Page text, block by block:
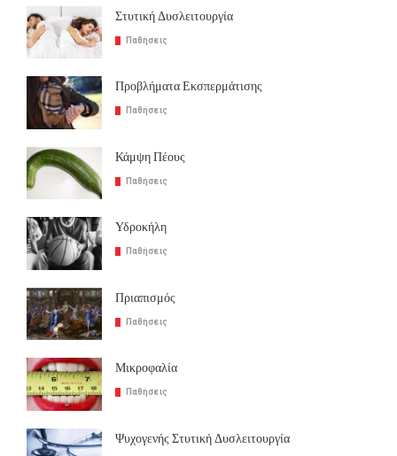
Στυτική Δυσλειτουργία
Παθήσεις
Προβλήματα Εκσπερμάτισης
Παθήσεις
Κάμψη Πέους
Παθήσεις
Υδροκήλη
Παθήσεις
Πριαπισμός
Παθήσεις
Μικροφαλία
Παθήσεις
Ψυχογενής Στυτική Δυσλειτουργία